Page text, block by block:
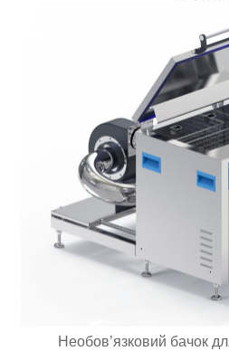
Необов’язковий бачок